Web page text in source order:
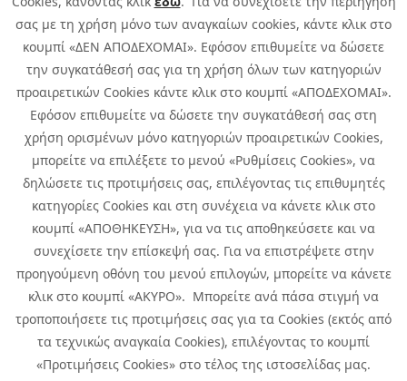
σας με τη χρήση μόνο των αναγκαίων cookies, κάντε κλικ στο
κουμπί «ΔΕΝ ΑΠΟΔΕΧΟΜΑΙ». Εφόσον επιθυμείτε να δώσετε
την συγκατάθεσή σας για τη χρήση όλων των κατηγοριών
προαιρετικών Cookies κάντε κλικ στο κουμπί «ΑΠΟΔΕΧΟΜΑΙ».
Εφόσον επιθυμείτε να δώσετε την συγκατάθεσή σας στη
χρήση ορισμένων μόνο κατηγοριών προαιρετικών Cookies,
μπορείτε να επιλέξετε το μενού «Ρυθμίσεις Cookies», να
δηλώσετε τις προτιμήσεις σας, επιλέγοντας τις επιθυμητές
κατηγορίες Cookies και στη συνέχεια να κάνετε κλικ στο
κουμπί «ΑΠΟΘΗΚΕΥΣΗ», για να τις αποθηκεύσετε και να
συνεχίσετε την επίσκεψή σας. Για να επιστρέψετε στην
προηγούμενη οθόνη του μενού επιλογών, μπορείτε να κάνετε
κλικ στο κουμπί «ΑΚΥΡΟ». Μπορείτε ανά πάσα στιγμή να
τροποποιήσετε τις προτιμήσεις σας για τα Cookies (εκτός από
τα τεχνικώς αναγκαία Cookies), επιλέγοντας το κουμπί
«Προτιμήσεις Cookies» στο τέλος της ιστοσελίδας μας.
Copyright © 2026 Infoquest.gr Με επιφύλαξη κάθε νόμιμου δικαιώματος.
Πολιτική Cookies Προτιμήσεις Cookies | Όροι Χρήσης
Πολιτική Απορρήτου: Για να ενημερωθείτε σχετικά με την επεξεργασία
προσωπικών δεδομένων πατήστεεδώ .
Ειδική Δήλωση CCTV
Ειδική Δήλωση Απορρήτου Υποβολής